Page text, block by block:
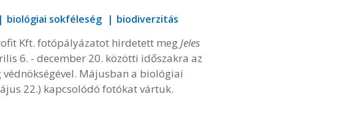
biológiai sokféleség biodiverzitás
Kft. fotópályázatot hirdetett meg Jeles
6. - december 20. közötti időszakra az
Májusban a biológiai
22.) kapcsolódó fotókat vártuk.